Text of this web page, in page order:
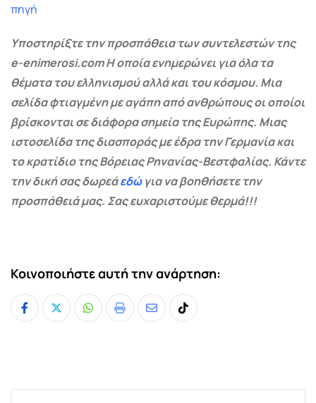
πηγή
Υποστηρίξτε την προσπάθεια των συντελεστών της
e-enimerosi.com Η οποία ενημερώνει για όλα τα
θέματα του ελληνισμού αλλά και του κόσμου. Μια
σελίδα φτιαγμένη με αγάπη από ανθρώπους οι οποίοι
βρίσκονται σε διάφορα σημεία της Ευρώπης. Μιας
ιστοσελίδα της διασποράς με έδρα την Γερμανία και
το κρατίδιο της Βόρειας Ρηνανίας-Βεστφαλίας. Κάντε
την δική σας δωρεάεδώγια να βοηθήσετε την
προσπάθειά μας. Σας ευχαριστούμε θερμά!!!
Κοινοποιήστε αυτή την ανάρτηση:
Whatsapp
Print
ShareTiktok